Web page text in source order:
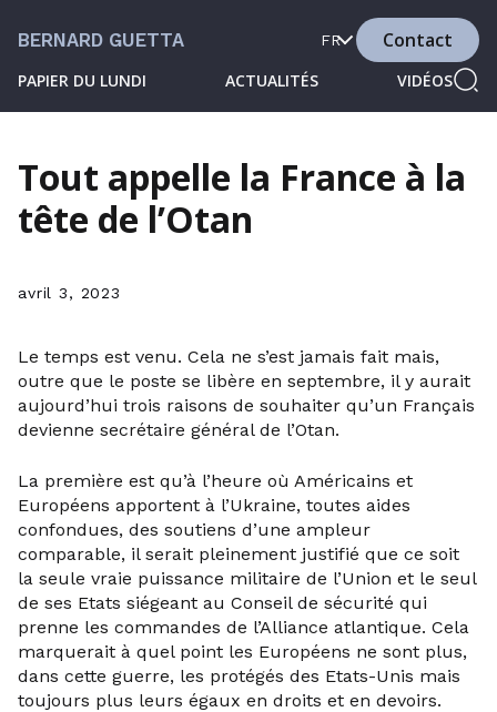
BERNARD GUETTA
PAPIER DU LUNDI ACTUALITÉS VIDÉOS
FR Contact
Tout appelle la France à la
tête de l’Otan
avril 3, 2023
Le temps est venu. Cela ne s’est jamais fait mais,
outre que le poste se libère en septembre, il y aurait
aujourd’hui trois raisons de souhaiter qu’un Français
devienne secrétaire général de l’Otan.
La première est qu’à l’heure où Américains et
Européens apportent à l’Ukraine, toutes aides
confondues, des soutiens d’une ampleur
comparable, il serait pleinement justifié que ce soit
la seule vraie puissance militaire de l’Union et le seul
de ses Etats siégeant au Conseil de sécurité qui
prenne les commandes de l’Alliance atlantique. Cela
marquerait à quel point les Européens ne sont plus,
dans cette guerre, les protégés des Etats-Unis mais
toujours plus leurs égaux en droits et en devoirs.